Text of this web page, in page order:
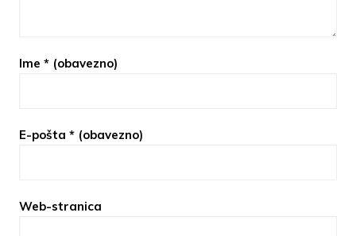
Ime * (obavezno)
E-pošta * (obavezno)
Web-stranica